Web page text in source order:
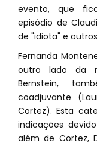
evento, que
episódio de
de "idiota" e
Fernanda
outro lado da
Bernstein,
coadjuvante
Cortez). Esta
indicações
além de Cortez,